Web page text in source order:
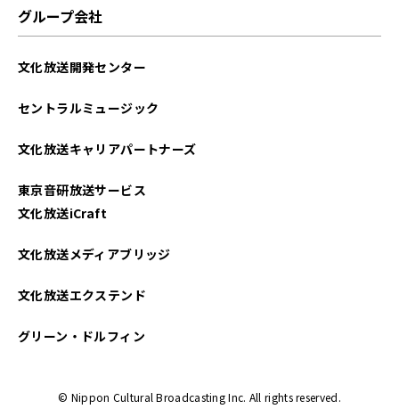
グループ会社
文化放送開発センター
セントラルミュージック
文化放送キャリアパートナーズ
東京音研放送サービス
文化放送iCraft
文化放送メディアブリッジ
文化放送エクステンド
グリーン・ドルフィン
© Nippon Cultural Broadcasting Inc. All rights reserved.